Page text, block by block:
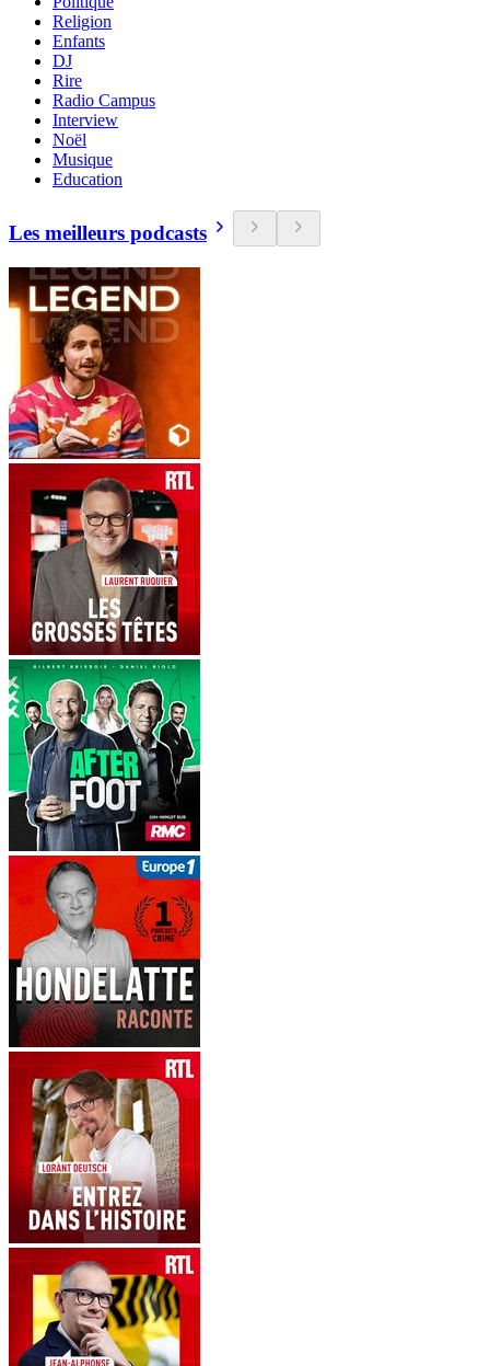
Religion
Enfants
DJ
Rire
Radio Campus
Interview
Noël
Musique
Education
Les meilleurs podcasts